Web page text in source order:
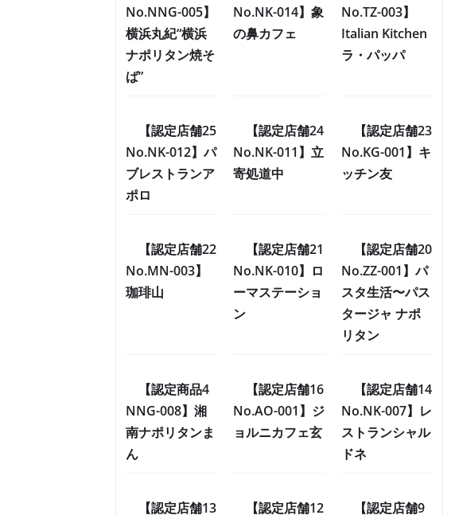
No.NNG-005】
横浜丸紀“横浜
ナポリタン焼そ
ば”
No.NK-014】象
の鼻カフェ
No.TZ-003】
Italian Kitchen
ラ・パッパ
【認定店舗25
No.NK-012】パ
ブレストランア
ポロ
【認定店舗24
No.NK-011】立
寄処道中
【認定店舗23
No.KG-001】キ
ッチン友
【認定店舗22
No.MN-003】
珈琲山
【認定店舗21
No.NK-010】ロ
ーマステーショ
ン
【認定店舗20
No.ZZ-001】パ
スタ生活〜パス
タージャ ナポ
リタン
【認定商品4
NNG-008】湘
南ナポリタンま
ん
【認定店舗16
No.AO-001】ジ
ョルニカフェ玄
【認定店舗14
No.NK-007】レ
ストランシャル
ドネ
【認定店舗13 【認定店舗12 【認定店舗9